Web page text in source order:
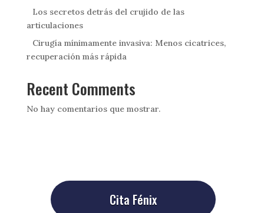
Los secretos detrás del crujido de las
articulaciones
Cirugía mínimamente invasiva: Menos cicatrices,
recuperación más rápida
Recent Comments
No hay comentarios que mostrar.
Cita Fénix